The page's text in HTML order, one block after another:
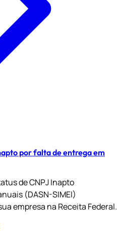
por falta de entrega em
de CNPJ Inapto
(DASN-SIMEI)
empresa na Receita Federal.